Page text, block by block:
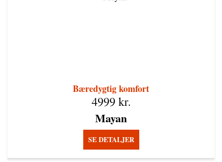
Bæredygtig komfort
Mayan
4999 kr.
SE DETALJER